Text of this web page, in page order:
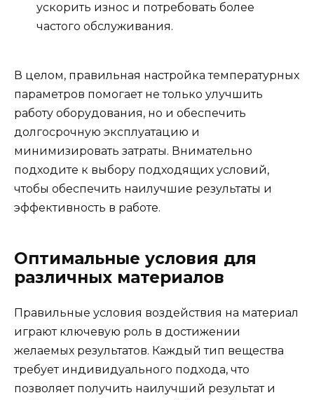
ускорить износ и потребовать более
частого обслуживания.
В целом, правильная настройка температурных
параметров помогает не только улучшить
работу оборудования, но и обеспечить
долгосрочную эксплуатацию и
минимизировать затраты. Внимательно
подходите к выбору подходящих условий,
чтобы обеспечить наилучшие результаты и
эффективность в работе.
Оптимальные условия для
различных материалов
Правильные условия воздействия на материал
играют ключевую роль в достижении
желаемых результатов. Каждый тип вещества
требует индивидуального подхода, что
позволяет получить наилучший результат и